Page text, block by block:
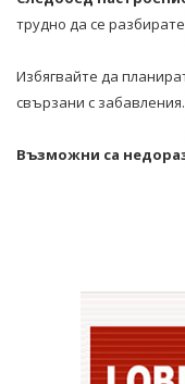
трудно да се
Избягвайте да
свързани с забавления.
Възможни са